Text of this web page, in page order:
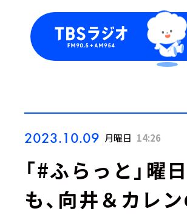
2023.10.09 月曜日 14:26
「#ふらっと」
も、向井＆カレン